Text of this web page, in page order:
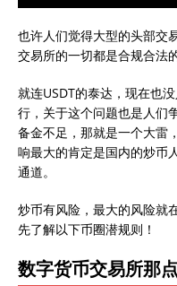
也许人们觉得大型的头部交
交易所的一切都是合规合法
就连USDT的泰达，现在也
行，关于这个问题也是人们
备金不足，那就是一个大雷
响最大的肯定是国内的炒币
通道。
炒币有风险，最大的风险就
先了解以下币圈潜规则！
数字货币交易所那